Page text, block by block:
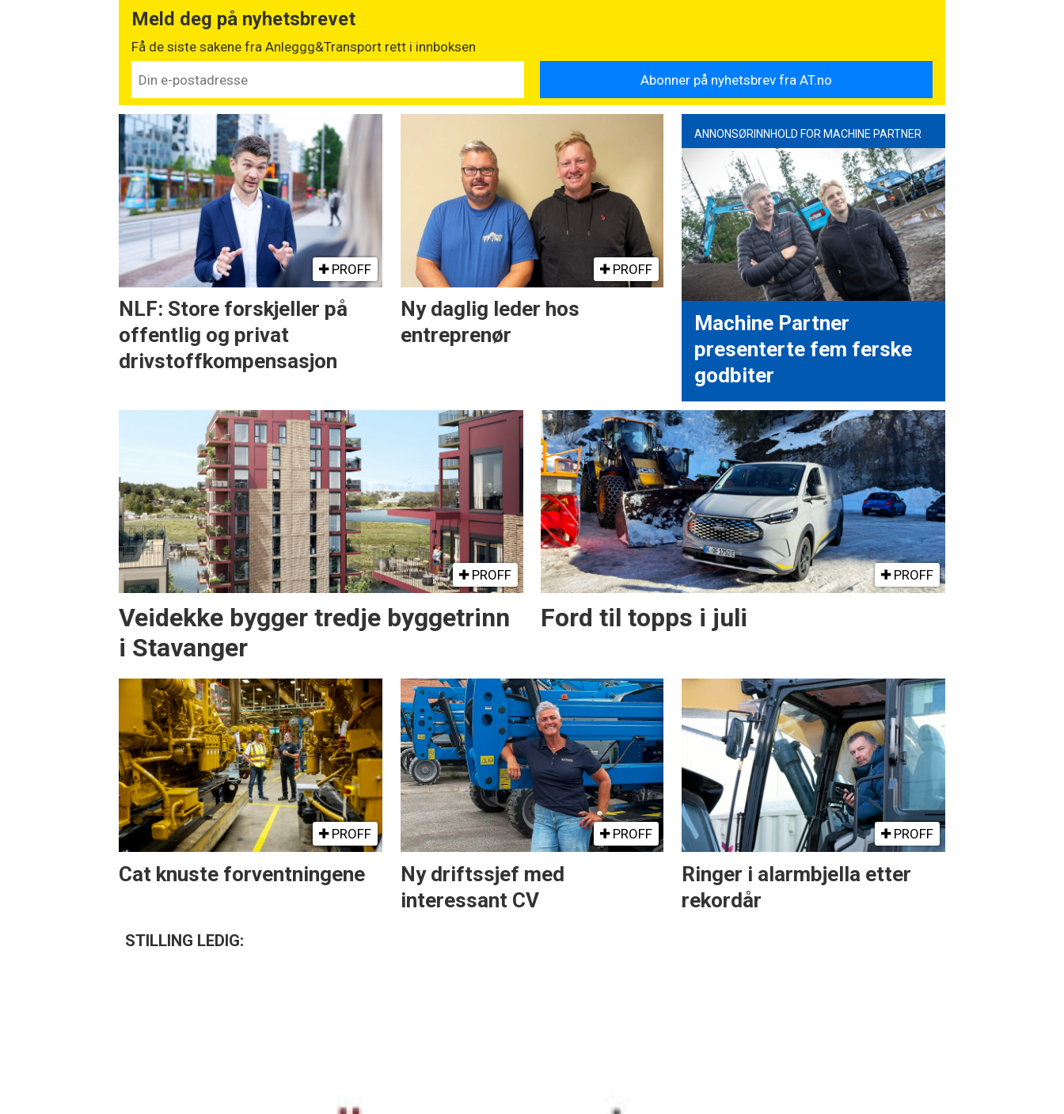
Meld deg på nyhetsbrevet
Få de siste sakene fra Anleggg&Transport rett i innboksen
PROFF
NLF: Store forskjeller på
offentlig og privat
drivstoffkompensasjon
PROFF
Ny daglig leder hos
entreprenør
ANNONSØRINNHOLD FOR MACHINE PARTNER
Machine Partner
presenterte fem ferske
godbiter
PROFF
Veidekke bygger tredje byggetrinn
i Stavanger
PROFF
Ford til topps i juli
PROFF
Cat knuste forventningene
PROFF
Ny driftssjef med
interessant CV
PROFF
Ringer i alarmbjella etter
rekordår
STILLING LEDIG: